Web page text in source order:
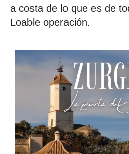
a costa de lo que es de
Loable operación.